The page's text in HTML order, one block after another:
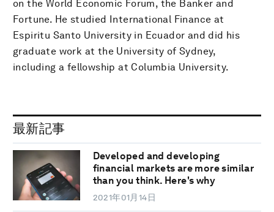
on the World Economic Forum, the Banker and
Fortune. He studied International Finance at
Espiritu Santo University in Ecuador and did his
graduate work at the University of Sydney,
including a fellowship at Columbia University.
最新記事
Developed and developing
financial markets are more similar
than you think. Here's why
2021年01月14日